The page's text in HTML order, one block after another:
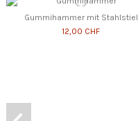
Gummihammer mit Stahlstiel
12,00 CHF